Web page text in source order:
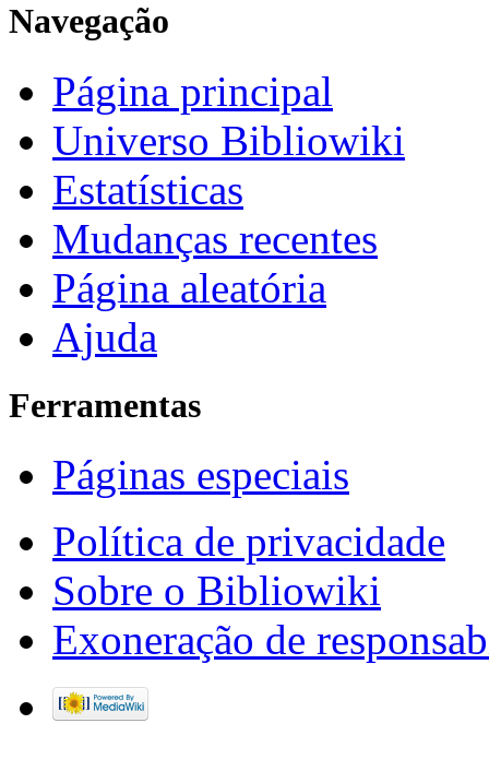
Navegação
Página principal
Universo Bibliowiki
Estatísticas
Mudanças recentes
Página aleatória
Ajuda
Ferramentas
Páginas especiais
Política de privacidade
Sobre o Bibliowiki
Exoneração de